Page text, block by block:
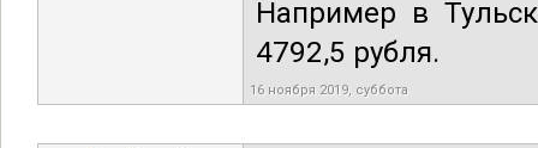
Например в
4792,5 рубля.
16 ноября 2019, суббота